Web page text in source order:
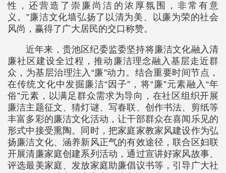
性，还营造了崇廉尚洁的浓厚氛围，非常有意
义。”廉洁文化墙弘扬了以清为美、以廉为荣的社会
风尚，赢得了广大居民的交口称赞。
近年来，贵池区纪委监委坚持将廉洁文化融入清
廉社区建设全过程，推动廉洁理念融入基层走近群
众，为基层治理注入“廉”动力。结合重要时间节点，
在传统文化中发掘廉洁“因子”，将“廉”元素融入“年
俗”元素，以满足群众需求为导向，在社区组织开展
廉洁主题征文、猜灯谜、写春联、创作书法、剪纸等
丰富多彩的廉洁文化活动，让干部群众在喜闻乐见的
形式中接受熏陶。同时，把家庭家教家风建设作为弘
扬廉洁文化、涵养新风正气的有效途径，联合区妇联
开展清廉家庭创建系列活动，通过宣讲好家风故事、
评选最美家庭、发放家庭助廉倡议书等，引导广大社